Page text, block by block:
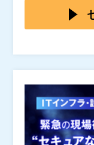
満たす現実的な
いケースが少な
までの期間や人
資産を活用し、
式」による、強
ます。
本セミナーでは
イ」を組み合わ
従来型VDIとは
速な導入、端末
時に実現可能で
メージも交えな
た、現場主導で
構築法を解説し
株式会社ピー・
会社（）
株式会社CXJ（）
株式会社オープ
会社（）